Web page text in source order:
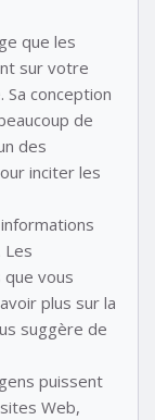
que les
sur votre
conception
de
des
inciter les
Les
vous
plus sur la
suggère de
puissent
Web,